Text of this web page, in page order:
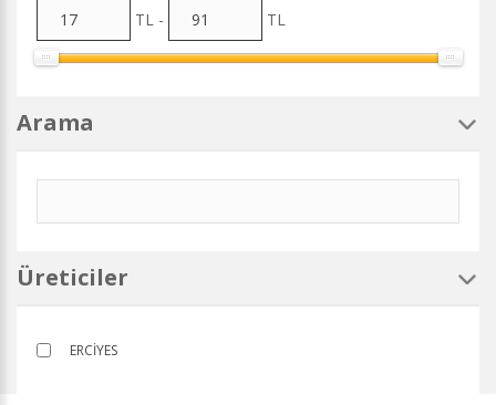
TL - TL
Arama
Üreticiler
ERCİYES